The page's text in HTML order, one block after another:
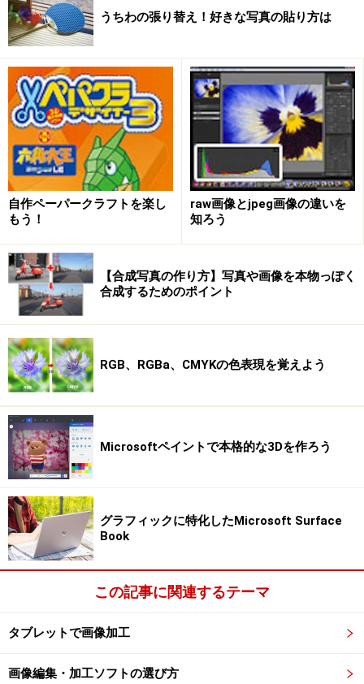
うちわの張り替え！好きな写真の貼り方は
自作ペーパークラフトを楽し
もう！
raw画像とjpeg画像の違いを
知ろう
【合成写真の作り方】写真や画像を本物っぽく
合成するためのポイント
RGB、RGBa、CMYKの色表現を覚えよう
Microsoftペイントで本格的な3Dを作ろう
グラフィックに特化したMicrosoft Surface
Book
この記事に関連するテーマ
タブレットで画像加工
画像編集・加工ソフトの選び方